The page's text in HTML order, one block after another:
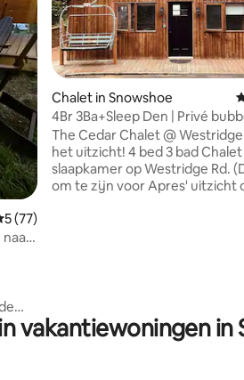
beoordeling van 5 op 5, 77
5 (77)
naar
Chalet in Snowshoe
4Br 3Ba+Sleep Den | Privé
Zonsondergang uitzicht
The Cedar Chalet @ Westridge 59
het uitzicht! 4 bed 3 bad Chalet met
slaapkamer op Westridge Rd. (De plek
om te zijn voor Apres' uitzicht
personen - Slaapplaatsen 12 -
afroep - Geweldig uitzicht over
vakantiewoningen in